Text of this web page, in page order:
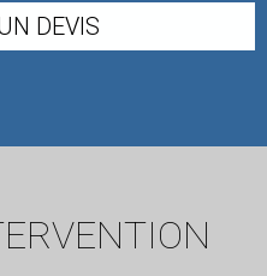
DEVIS